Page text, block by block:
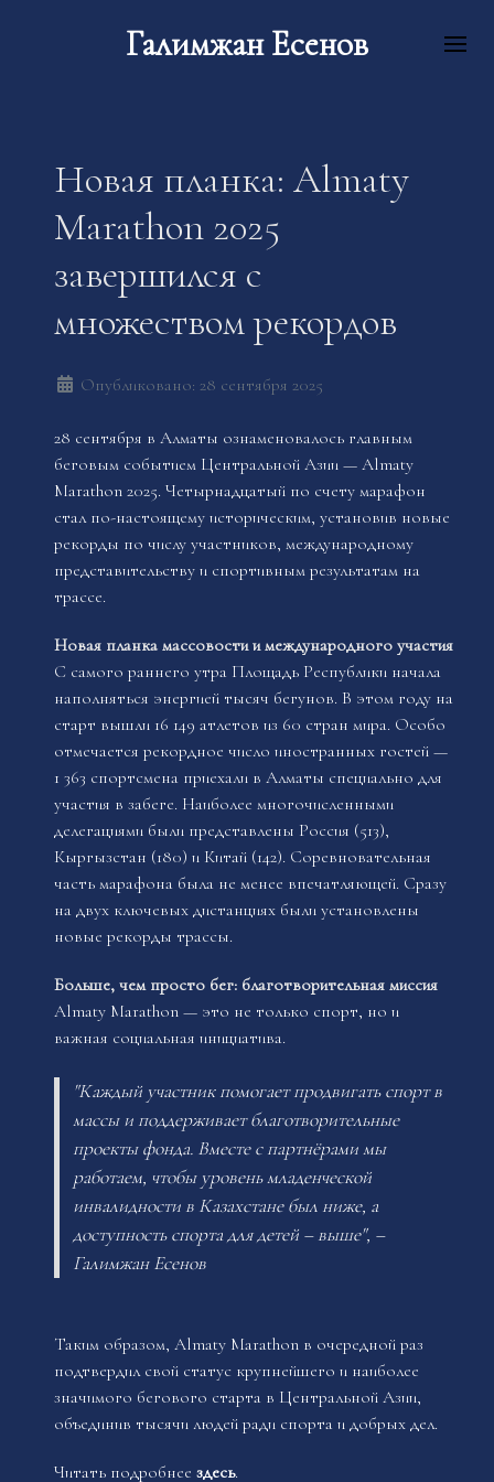
Галимжан Есенов
Новая планка: Almaty
Marathon 2025
завершился с
множеством рекордов
Опубликовано: 28 сентября 2025
28 сентября в Алматы ознаменовалось главным
беговым событием Центральной Азии — Almaty
Marathon 2025. Четырнадцатый по счету марафон
стал по-настоящему историческим, установив новые
рекорды по числу участников, международному
представительству и спортивным результатам на
трассе.
Новая планка массовости и международного участия
С самого раннего утра Площадь Республики начала
наполняться энергией тысяч бегунов. В этом году на
старт вышли 16 149 атлетов из 60 стран мира. Особо
отмечается рекордное число иностранных гостей —
1 363 спортсмена приехали в Алматы специально для
участия в забеге. Наиболее многочисленными
делегациями были представлены Россия (513),
Кыргызстан (180) и Китай (142). Соревновательная
часть марафона была не менее впечатляющей. Сразу
на двух ключевых дистанциях были установлены
новые рекорды трассы.
Больше, чем просто бег: благотворительная миссия
Almaty Marathon — это не только спорт, но и
важная социальная инициатива.
"Каждый участник помогает продвигать спорт в
массы и поддерживает благотворительные
проекты фонда. Вместе с партнёрами мы
работаем, чтобы уровень младенческой
инвалидности в Казахстане был ниже, а
доступность спорта для детей – выше", –
Галимжан Есенов
Таким образом, Almaty Marathon в очередной раз
подтвердил свой статус крупнейшего и наиболее
значимого бегового старта в Центральной Азии,
объединив тысячи людей ради спорта и добрых дел.
Читать подробнее здесь.